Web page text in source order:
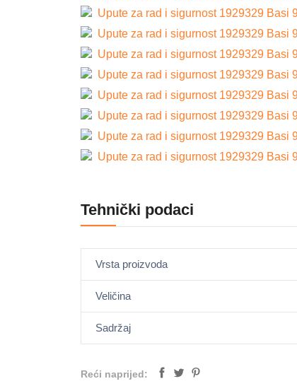
Upute za rad i sigurnost 1929329
Upute za rad i sigurnost 1929329
Upute za rad i sigurnost 1929329
Upute za rad i sigurnost 1929329
Upute za rad i sigurnost 1929329
Upute za rad i sigurnost 1929329
Upute za rad i sigurnost 1929329
Upute za rad i sigurnost 1929329
Tehnički podaci
Vrsta proizvoda
Veličina
Sadržaj
Reći naprijed: